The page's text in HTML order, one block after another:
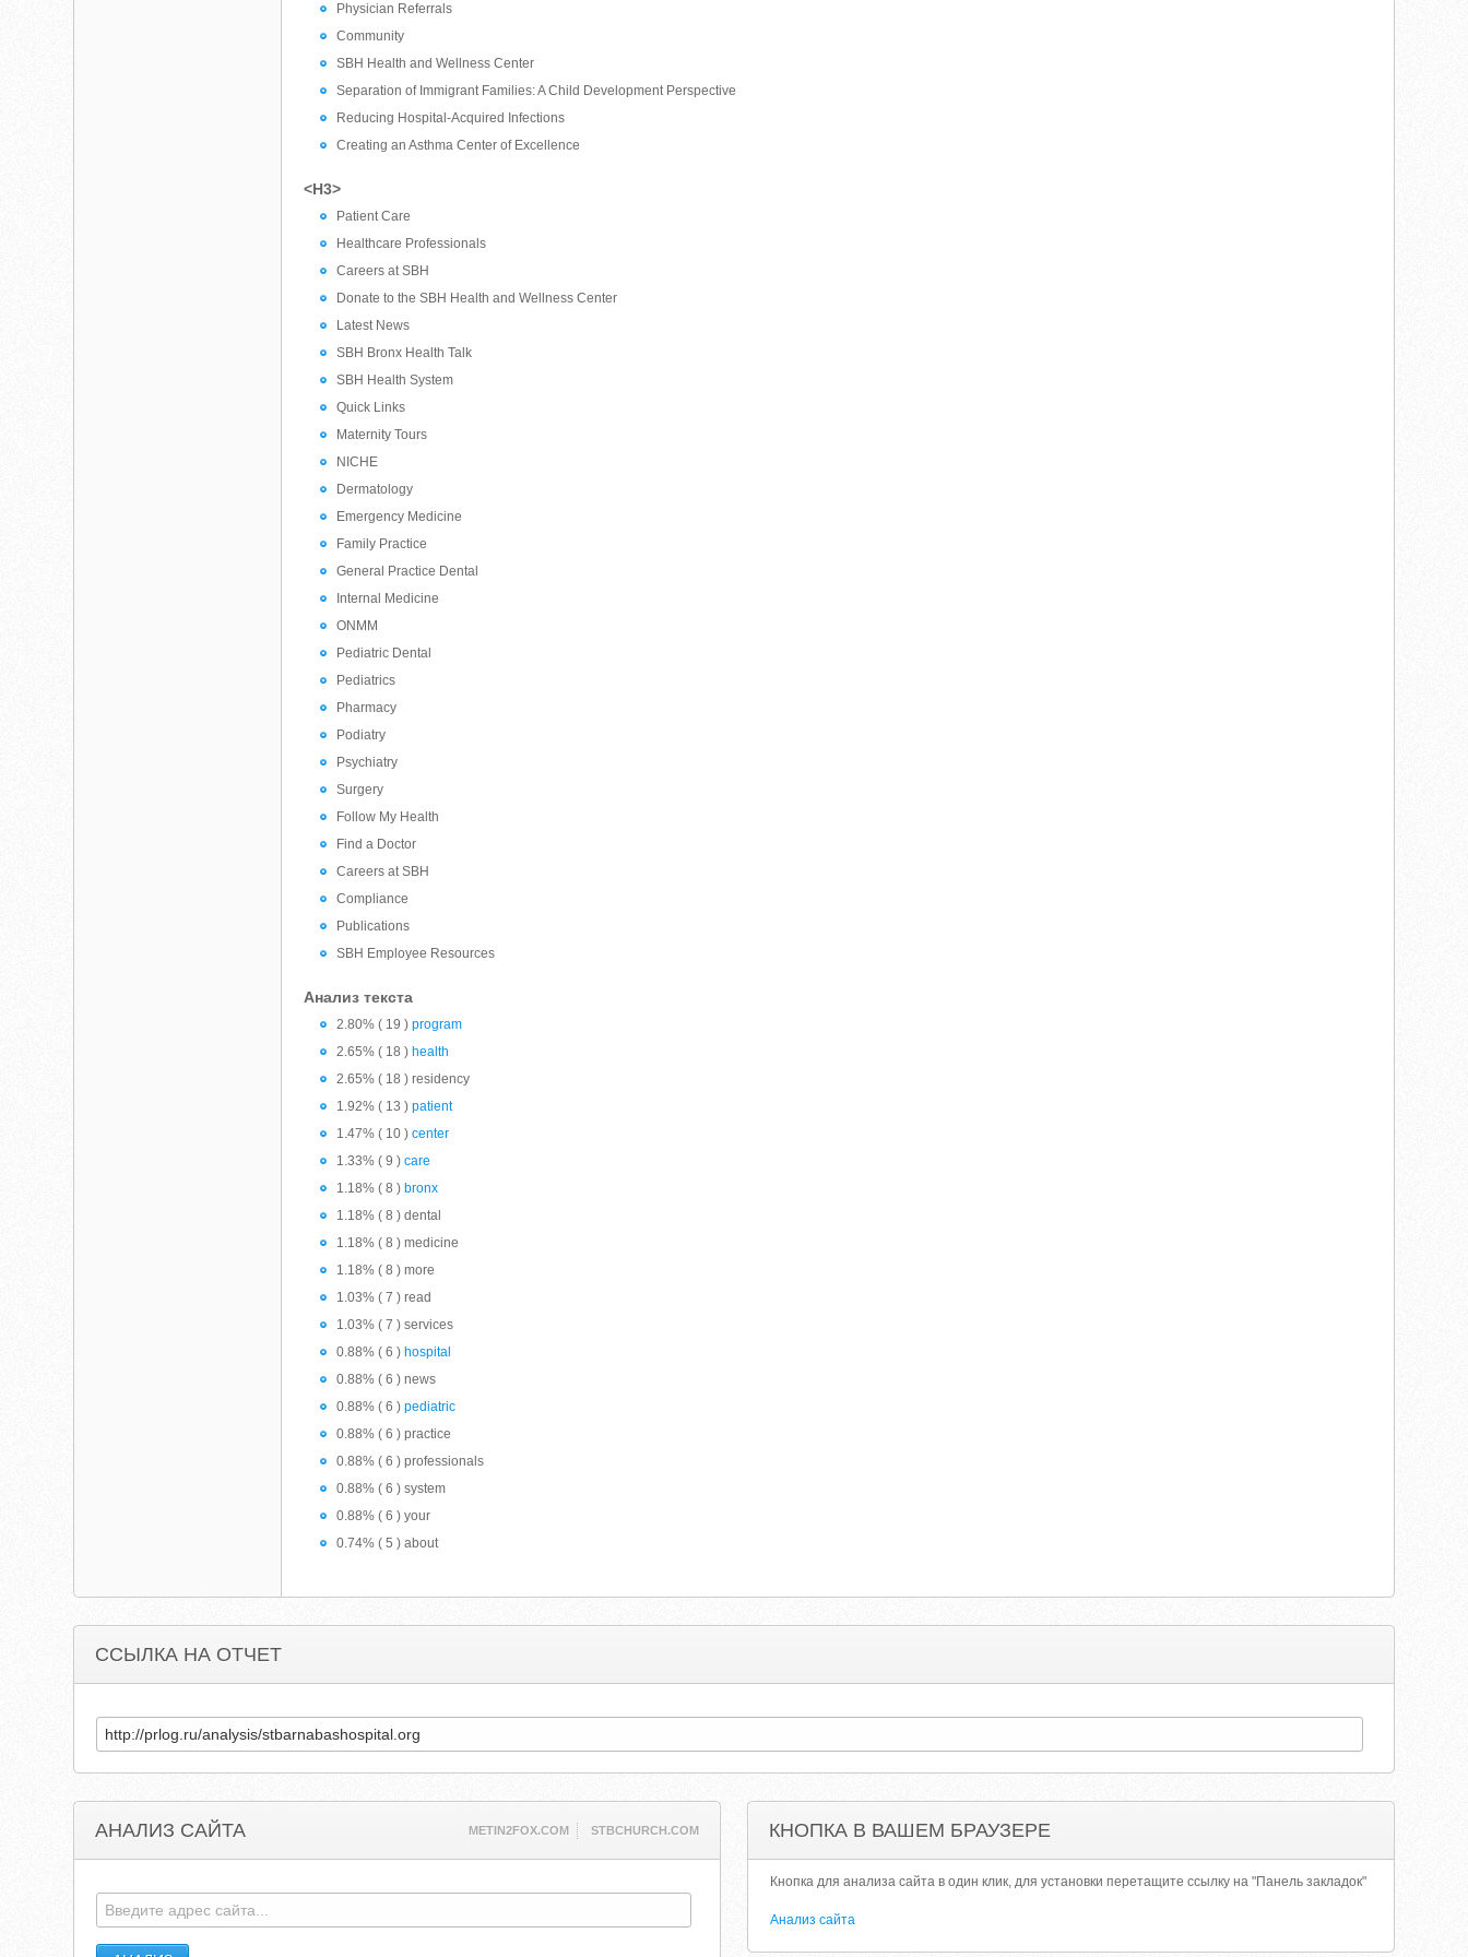
Physician Referrals
Community
SBH Health and Wellness Center
Separation of Immigrant Families: A Child Development Perspective
Reducing Hospital-Acquired Infections
Creating an Asthma Center of Excellence
<H3>
Patient Care
Healthcare Professionals
Careers at SBH
Donate to the SBH Health and Wellness Center
Latest News
SBH Bronx Health Talk
SBH Health System
Quick Links
Maternity Tours
NICHE
Dermatology
Emergency Medicine
Family Practice
General Practice Dental
Internal Medicine
ONMM
Pediatric Dental
Pediatrics
Pharmacy
Podiatry
Psychiatry
Surgery
Follow My Health
Find a Doctor
Careers at SBH
Compliance
Publications
SBH Employee Resources
Анализ текста
2.80% ( 19 )program
2.65% ( 18 ) health
2.65% ( 18 ) residency
1.92% ( 13 )patient
1.47% ( 10 )center
1.33% ( 9 )care
1.18% ( 8 ) bronx
1.18% ( 8 ) dental
1.18% ( 8 ) medicine
1.18% ( 8 ) more
1.03% ( 7 ) read
1.03% ( 7 ) services
0.88% ( 6 ) hospital
0.88% ( 6 ) news
0.88% ( 6 )pediatric
0.88% ( 6 ) practice
0.88% ( 6 ) professionals
0.88% ( 6 ) system
0.88% ( 6 ) your
0.74% ( 5 ) about
ССЫЛКА НА ОТЧЕТ
АНАЛИЗ САЙТА METIN2FOX.COM STBCHURCH.COM КНОПКА В ВАШЕМ БРАУЗЕРЕ
Кнопка для анализа сайта в один клик, для установки перетащите ссылку на "Панель закладок"
Анализ сайта